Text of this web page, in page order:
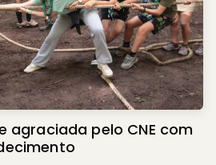
pelo CNE com